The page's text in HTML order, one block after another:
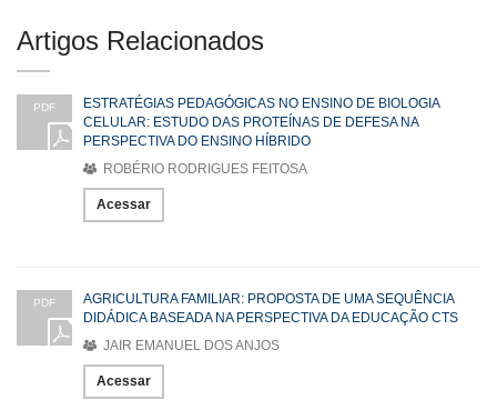
Artigos Relacionados
PDF
ESTRATÉGIAS PEDAGÓGICAS NO ENSINO DE BIOLOGIA
CELULAR: ESTUDO DAS PROTEÍNAS DE DEFESA NA
PERSPECTIVA DO ENSINO HÍBRIDO
ROBÉRIO RODRIGUES FEITOSA
Acessar
PDF
AGRICULTURA FAMILIAR: PROPOSTA DE UMA SEQUÊNCIA
DIDÁDICA BASEADA NA PERSPECTIVA DA EDUCAÇÃO CTS
JAIR EMANUEL DOS ANJOS
Acessar